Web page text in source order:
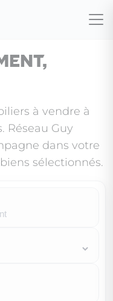
à vendre à
Réseau Guy
dans votre
sélectionnés.